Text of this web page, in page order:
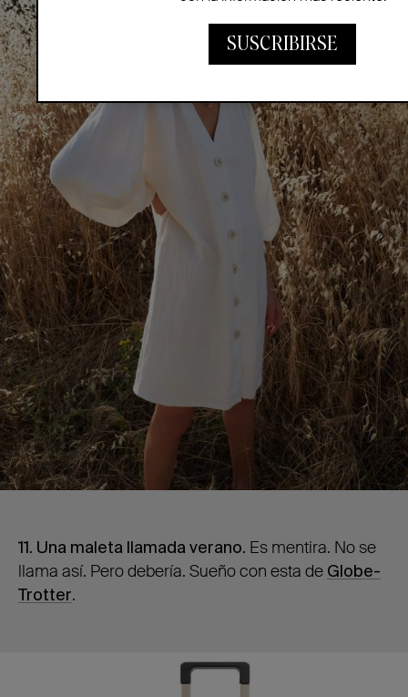
11. Una maleta llamada verano. Es mentira. No se
llama así. Pero debería. Sueño con esta de Globe-
Trotter.
SUSCRIBIRSE